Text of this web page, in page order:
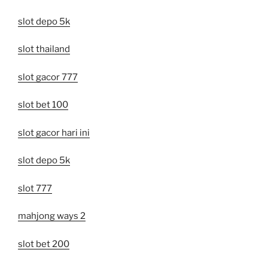
slot depo 5k
slot thailand
slot gacor 777
slot bet 100
slot gacor hari ini
slot depo 5k
slot 777
mahjong ways 2
slot bet 200